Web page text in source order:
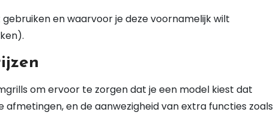
en waarvoor je deze voornamelijk wilt
om ervoor te zorgen dat je een model kiest dat
en de aanwezigheid van extra functies zoals